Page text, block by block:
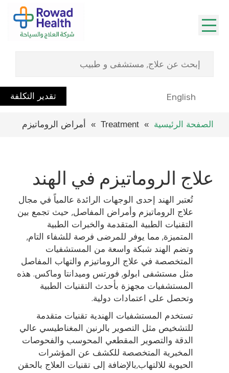
English تقدير التكلفة
الصفحة الرئيسية » Treatment » أمراض الروماتيزم
علاج الروماتيزم في الهند
تُعتبر الهند إحدى الوجهات الرائدة عالمياً في مجال
علاج الروماتيزم وأمراض المفاصل, حيث تجمع بين
التقنيات الطبية المتقدمة والخبرات الطبية
المتميزة, مما يوفر للمرضى فرصة للشفاء التام,
وتضم الهند شبكة واسعة من المستشفيات
المتخصصة في علاج الروماتيزم والتهاب المفاصل
مثل مستشفى ابولو, فورتس وميدانتا وماكس. هذه
المستشفيات مجهزة بأحدث التقنيات الطبية
وتحصل على اعتمادات دولية.
تستخدم المستشفيات الهندية تقنيات متقدمة
للتشخيص مثل التصوير بالرنين المغناطيسي عالي
الدقة والتصوير المقطعي المحوسب والفحوصات
المخبرية المتخصصة للكشف عن المؤشرات
الحيوية للالتهاب,بالإضافة إلى تقنيات العلاج بالحقن